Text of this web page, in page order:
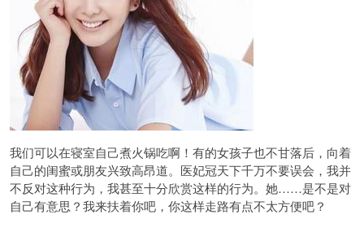
我们可以在寝室自己煮火锅吃啊！有的女孩子也不甘落后，向着
自己的闺蜜或朋友兴致高昂道。医妃冠天下千万不要误会，我并
不反对这种行为，我甚至十分欣赏这样的行为。她……是不是对
自己有意思？我来扶着你吧，你这样走路有点不太方便吧？